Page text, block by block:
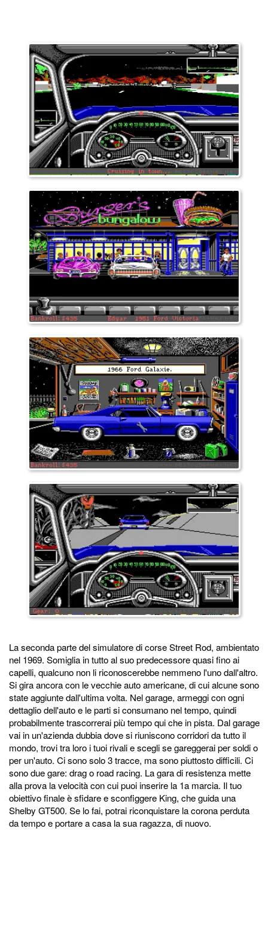
La seconda parte del simulatore di corse Street Rod, ambientato
nel 1969. Somiglia in tutto al suo predecessore quasi fino ai
capelli, qualcuno non li riconoscerebbe nemmeno l'uno dall'altro.
Si gira ancora con le vecchie auto americane, di cui alcune sono
state aggiunte dall'ultima volta. Nel garage, armeggi con ogni
dettaglio dell'auto e le parti si consumano nel tempo, quindi
probabilmente trascorrerai più tempo qui che in pista. Dal garage
vai in un'azienda dubbia dove si riuniscono corridori da tutto il
mondo, trovi tra loro i tuoi rivali e scegli se gareggerai per soldi o
per un'auto. Ci sono solo 3 tracce, ma sono piuttosto difficili. Ci
sono due gare: drag o road racing. La gara di resistenza mette
alla prova la velocità con cui puoi inserire la 1a marcia. Il tuo
obiettivo finale è sfidare e sconfiggere King, che guida una
Shelby GT500. Se lo fai, potrai riconquistare la corona perduta
da tempo e portare a casa la sua ragazza, di nuovo.